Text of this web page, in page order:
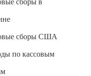
сборы в
сборы США
по кассовым